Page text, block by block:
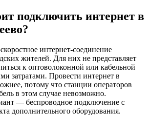
подключить интернет в
интернет-соединение
жителей. Для них не представляет
к оптоволоконной или кабельной
затратами. Провести интернет в
потому что станции операторов
в этом случае невозможно.
— беспроводное подключение с
дополнительного оборудования.